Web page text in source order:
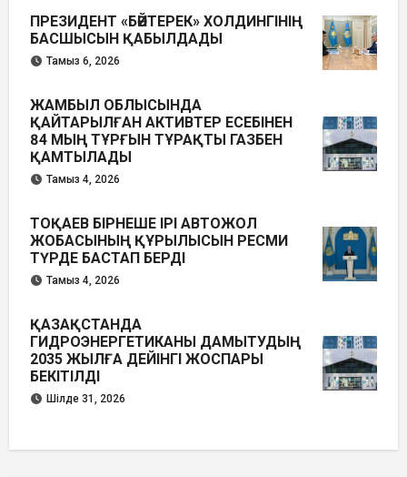
ПРЕЗИДЕНТ «БӘЙТЕРЕК» ХОЛДИНГІНІҢ
БАСШЫСЫН ҚАБЫЛДАДЫ
Тамыз 6, 2026
ЖАМБЫЛ ОБЛЫСЫНДА
ҚАЙТАРЫЛҒАН АКТИВТЕР ЕСЕБІНЕН
84 МЫҢ ТҰРҒЫН ТҰРАҚТЫ ГАЗБЕН
ҚАМТЫЛАДЫ
Тамыз 4, 2026
ТОҚАЕВ БІРНЕШЕ ІРІ АВТОЖОЛ
ЖОБАСЫНЫҢ ҚҰРЫЛЫСЫН РЕСМИ
ТҮРДЕ БАСТАП БЕРДІ
Тамыз 4, 2026
ҚАЗАҚСТАНДА
ГИДРОЭНЕРГЕТИКАНЫ ДАМЫТУДЫҢ
2035 ЖЫЛҒА ДЕЙІНГІ ЖОСПАРЫ
БЕКІТІЛДІ
Шілде 31, 2026